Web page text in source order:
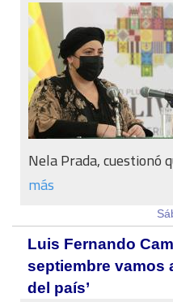
Nela Prada, cuestionó
más
Luis Fernando
septiembre vamos
del país’